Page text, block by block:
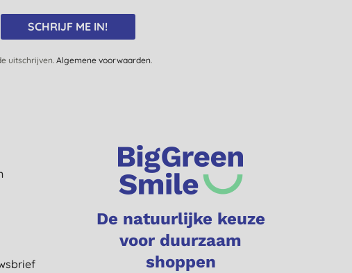
SCHRIJF ME IN!
uitschrijven. Algemene voorwaarden.
De natuurlijke keuze
voor duurzaam
shoppen